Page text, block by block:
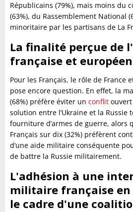
Républicains (79%), mais moins du
(63%), du Rassemblement National
minoritaire par les partisans de La
La finalité perçue de
française et
Pour les Français, le rôle de France
pose encore question. En effet, la
(68%) préfère éviter un conflit
solution entre l’Ukraine et la Russie
fourniture d’armes de guerre, alors
Français sur dix (32%) préfèrent
d’une aide militaire conséquente
de battre la Russie militairement.
L'adhésion à une
militaire française en
le cadre d'une